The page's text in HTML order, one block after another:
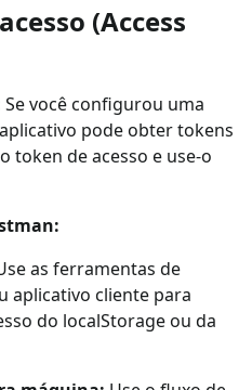
(Access
Se você configurou uma
pode obter tokens
token de acesso e use-o
as ferramentas de
aplicativo cliente para
do localStorage ou da